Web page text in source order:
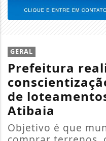
GERAL
Prefeitura
de
Atibaia
Objetivo é que